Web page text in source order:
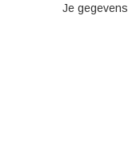
Je gegevens